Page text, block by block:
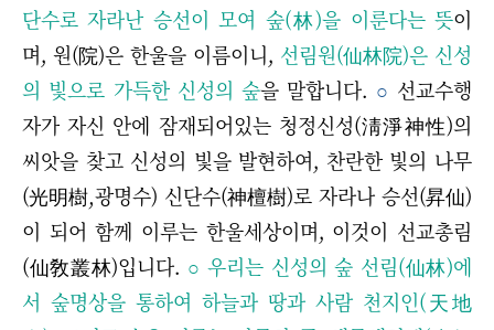
단수로 자라난 승선이 모여 숲(林)을 이룬다는 뜻이
며, 원(院)은 한울을 이름이니, 선림원(仙林院)은 신성
의 빛으로 가득한 신성의 숲을 말합니다. ○ 선교수행
자가 자신 안에 잠재되어있는 청정신성(淸淨神性)의
씨앗을 찾고 신성의 빛을 발현하여, 찬란한 빛의 나무
(光明樹,광명수) 신단수(神檀樹)로 자라나 승선(昇仙)
이 되어 함께 이루는 한울세상이며, 이것이 선교총림
(仙敎叢林)입니다. ○우리는 신성의 숲 선림(仙林)에
서 숲명상을 통하여 하늘과 땅과 사람 천지인(天地